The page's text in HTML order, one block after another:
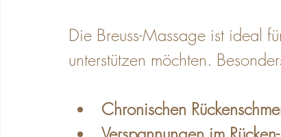
Die Breuss-Massage ist ideal
unterstützen möchten.
Chronischen